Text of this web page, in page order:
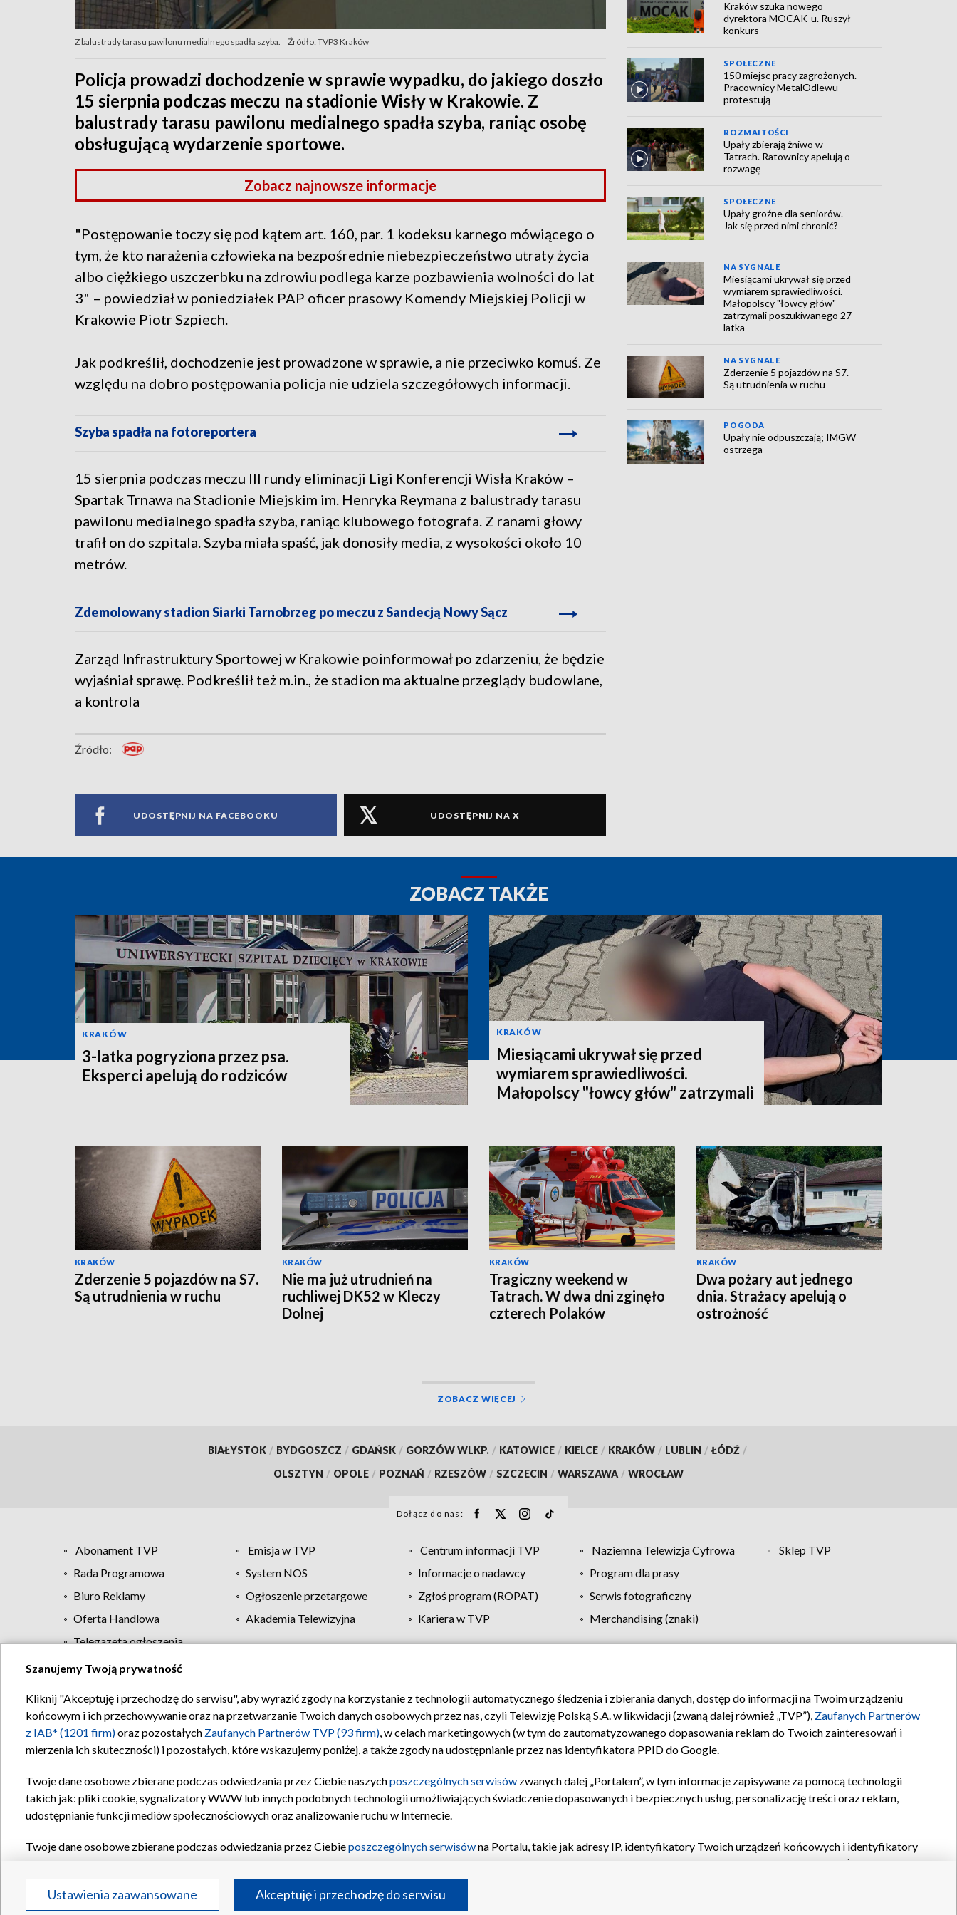
Z balustrady tarasu pawilonu medialnego spadła szyba. Źródło: TVP3 Kraków
Policja prowadzi dochodzenie w sprawie wypadku, do jakiego doszło
15 sierpnia podczas meczu na stadionie Wisły w Krakowie. Z
balustrady tarasu pawilonu medialnego spadła szyba, raniąc osobę
obsługującą wydarzenie sportowe.
Zobacz najnowsze informacje
"Postępowanie toczy się pod kątem art. 160, par. 1 kodeksu karnego mówiącego o
tym, że kto narażenia człowieka na bezpośrednie niebezpieczeństwo utraty życia
albo ciężkiego uszczerbku na zdrowiu podlega karze pozbawienia wolności do lat
3" – powiedział w poniedziałek PAP oficer prasowy Komendy Miejskiej Policji w
Krakowie Piotr Szpiech.
Jak podkreślił, dochodzenie jest prowadzone w sprawie, a nie przeciwko komuś. Ze
względu na dobro postępowania policja nie udziela szczegółowych informacji.
Szyba spadła na fotoreportera
15 sierpnia podczas meczu III rundy eliminacji Ligi Konferencji Wisła Kraków –
Spartak Trnawa na Stadionie Miejskim im. Henryka Reymana z balustrady tarasu
pawilonu medialnego spadła szyba, raniąc klubowego fotografa. Z ranami głowy
trafił on do szpitala. Szyba miała spaść, jak donosiły media, z wysokości około 10
metrów.
Zdemolowany stadion Siarki Tarnobrzeg po meczu z Sandecją Nowy Sącz
Zarząd Infrastruktury Sportowej w Krakowie poinformował po zdarzeniu, że będzie
wyjaśniał sprawę. Podkreślił też m.in., że stadion ma aktualne przeglądy budowlane,
a kontrola
Źródło:
UDOSTĘPNIJ NA FACEBOOKU UDOSTĘPNIJ NA X
Kraków szuka nowego
dyrektora MOCAK-u. Ruszył
konkurs
SPOŁECZNE
150 miejsc pracy zagrożonych.
Pracownicy MetalOdlewu
protestują
ROZMAITOŚCI
Upały zbierają żniwo w
Tatrach. Ratownicy apelują o
rozwagę
SPOŁECZNE
Upały groźne dla seniorów.
Jak się przed nimi chronić?
NA SYGNALE
Miesiącami ukrywał się przed
wymiarem sprawiedliwości.
Małopolscy "łowcy głów"
zatrzymali poszukiwanego 27-
latka
NA SYGNALE
Zderzenie 5 pojazdów na S7.
Są utrudnienia w ruchu
POGODA
Upały nie odpuszczają; IMGW
ostrzega
ZOBACZ TAKŻE
KRAKÓW
3-latka pogryziona przez psa.
Eksperci apelują do rodziców
KRAKÓW
Miesiącami ukrywał się przed
wymiarem sprawiedliwości.
Małopolscy "łowcy głów" zatrzymali
KRAKÓW
Zderzenie 5 pojazdów na S7.
Są utrudnienia w ruchu
KRAKÓW
Nie ma już utrudnień na
ruchliwej DK52 w Kleczy
Dolnej
KRAKÓW
Tragiczny weekend w
Tatrach. W dwa dni zginęło
czterech Polaków
KRAKÓW
Dwa pożary aut jednego
dnia. Strażacy apelują o
ostrożność
ZOBACZ WIĘCEJ
BIAŁYSTOK / BYDGOSZCZ / GDAŃSK / GORZÓW WLKP. / KATOWICE / KIELCE / KRAKÓW / LUBLIN / ŁÓDŹ /
OLSZTYN / OPOLE / POZNAŃ / RZESZÓW / SZCZECIN / WARSZAWA / WROCŁAW
Dołącz do nas:
Abonament TVP Emisja w TVP Centrum informacji TVP Naziemna Telewizja Cyfrowa
Sklep TVP
Rada Programowa
System NOS Informacje o nadawcy
Program dla prasy
Biuro Reklamy
Ogłoszenie przetargowe Zgłoś program (ROPAT)
Serwis fotograficzny
Oferta Handlowa
Akademia Telewizyjna Kariera w TVP
Merchandising (znaki)
Telegazeta ogłoszenia
Regulamin TVP Polityka prywatności Moje zgody Pomoc Biuro reklamy Kontakt
Szanujemy Twoją prywatność
Kliknij "Akceptuję i przechodzę do serwisu", aby wyrazić zgody na korzystanie z technologii automatycznego śledzenia i zbierania danych, dostęp do informacji na Twoim urządzeniu
końcowym i ich przechowywanie oraz na przetwarzanie Twoich danych osobowych przez nas, czyli Telewizję Polską S.A. w likwidacji (zwaną dalej również „TVP”), Zaufanych Partnerów
z IAB* (1201 firm)oraz pozostałych Zaufanych Partnerów TVP (93 firm), w celach marketingowych (w tym do zautomatyzowanego dopasowania reklam do Twoich zainteresowań i
mierzenia ich skuteczności) i pozostałych, które wskazujemy poniżej, a także zgody na udostępnianie przez nas identyfikatora PPID do Google.
Twoje dane osobowe zbierane podczas odwiedzania przez Ciebie naszychposzczególnych serwisów zwanych dalej „Portalem”, w tym informacje zapisywane za pomocą technologii
takich jak: pliki cookie, sygnalizatory WWW lub innych podobnych technologii umożliwiających świadczenie dopasowanych i bezpiecznych usług, personalizację treści oraz reklam,
udostępnianie funkcji mediów społecznościowych oraz analizowanie ruchu w Internecie.
Twoje dane osobowe zbierane podczas odwiedzania przez Ciebieposzczególnych serwisówna Portalu, takie jak adresy IP, identyfikatory Twoich urządzeń końcowych i identyfikatory
oraz pozostałych
Partnerów TVPdla realizacji następujących celów i funkcji: przechowywania informacji na urządzeniu lub dostęp do nich, wyboru podstawowych reklam, wyboru spersonalizowanych
reklam, tworzenia profilu spersonalizowanych reklam, tworzenia profilu spersonalizowanych treści, wyboru spersonalizowanych treści, pomiaru wydajności reklam, pomiaru wydajności
Ustawienia zaawansowane Akceptuję i przechodzę do serwisu